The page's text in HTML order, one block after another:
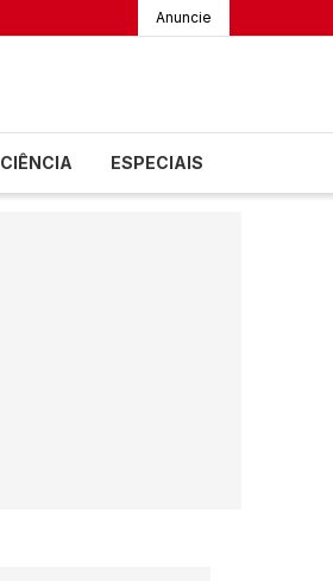
Anuncie
CIÊNCIA ESPECIAIS